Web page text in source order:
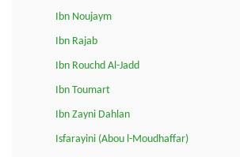
Ibn Noujaym
Ibn Rajab
Ibn Rouchd Al-Jadd
Ibn Toumart
Ibn Zayni Dahlan
Isfarayini (Abou l-Moudhaffar)